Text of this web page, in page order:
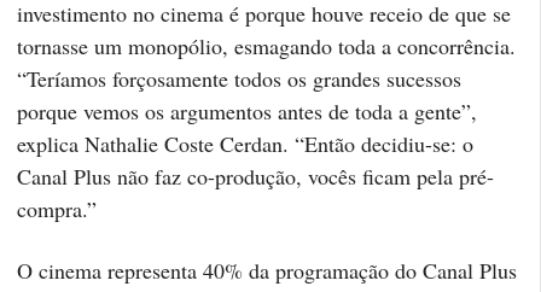
investimento no cinema é porque houve receio de que se
tornasse um monopólio, esmagando toda a concorrência.
“Teríamos forçosamente todos os grandes sucessos
porque vemos os argumentos antes de toda a gente”,
explica Nathalie Coste Cerdan. “Então decidiu-se: o
Canal Plus não faz co-produção, vocês ficam pela pré-
compra.”
O cinema representa 40% da programação do Canal Plus